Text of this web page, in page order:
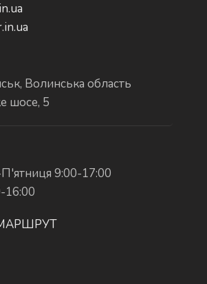
Волинська область
шосе, 5
9:00-17:00
16:00